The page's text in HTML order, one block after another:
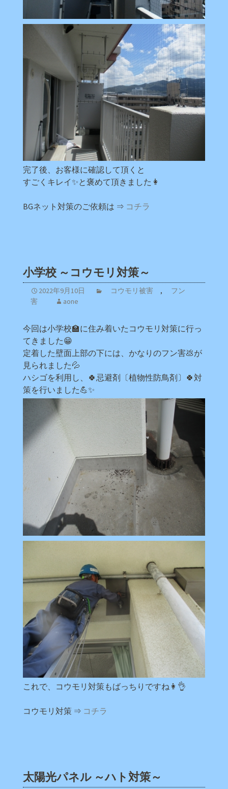
完了後、お客様に確認して頂くと
すごくキレイ✨と褒めて頂きました👩
BGネット対策のご依頼は ⇒ コチラ
小学校 ～コウモリ対策～
2022年9月10日 コウモリ被害 ,
フン
害
aone
今回は小学校🏫に住み着いたコウモリ対策に行っ
てきました😁
定着した壁面上部の下には、かなりのフン害💩が
見られました💦
ハシゴを利用し、🍀忌避剤〔植物性防鳥剤〕🍀対
策を行いました💪✨
これで、コウモリ対策もばっちりですね👩👌
コウモリ対策 ⇒ コチラ
太陽光パネル ～ハト対策～